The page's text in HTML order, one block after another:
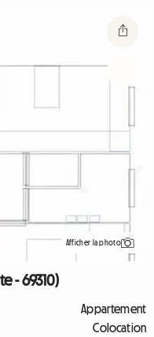
Afficher la photo
- 69310)
Appartement
Colocation